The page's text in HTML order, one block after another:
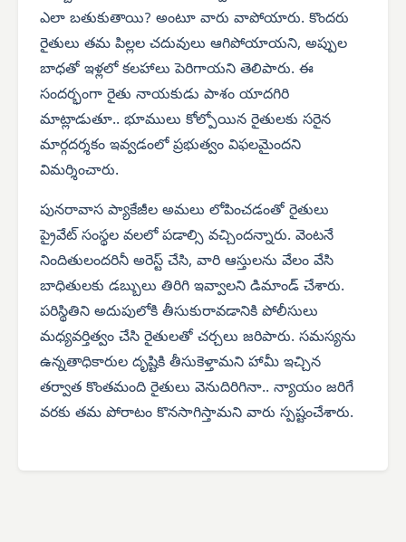
ఎలా బతుకుతాయి? అంటూ వారు వాపోయారు. కొందరు
రైతులు తమ పిల్లల చదువులు ఆగిపోయాయని, అప్పుల
బాధతో ఇళ్లలో కలహాలు పెరిగాయని తెలిపారు. ఈ
సందర్భంగా రైతు నాయకుడు పాశం యాదగిరి
మాట్లాడుతూ.. భూములు కోల్పోయిన రైతులకు సరైన
మార్గదర్శకం ఇవ్వడంలో ప్రభుత్వం విఫలమైందని
విమర్శించారు.
పునరావాస ప్యాకేజీల అమలు లోపించడంతో రైతులు
ప్రైవేట్ సంస్థల వలలో పడాల్సి వచ్చిందన్నారు. వెంటనే
నిందితులందరినీ అరెస్ట్ చేసి, వారి ఆస్తులను వేలం వేసి
బాధితులకు డబ్బులు తిరిగి ఇవ్వాలని డిమాండ్ చేశారు.
పరిస్థితిని అదుపులోకి తీసుకురావడానికి పోలీసులు
మధ్యవర్తిత్వం చేసి రైతులతో చర్చలు జరిపారు. సమస్యను
ఉన్నతాధికారుల దృష్టికి తీసుకెళ్తామని హామీ ఇచ్చిన
తర్వాత కొంతమంది రైతులు వెనుదిరిగినా.. న్యాయం జరిగే
వరకు తమ పోరాటం కొనసాగిస్తామని వారు స్పష్టంచేశారు.